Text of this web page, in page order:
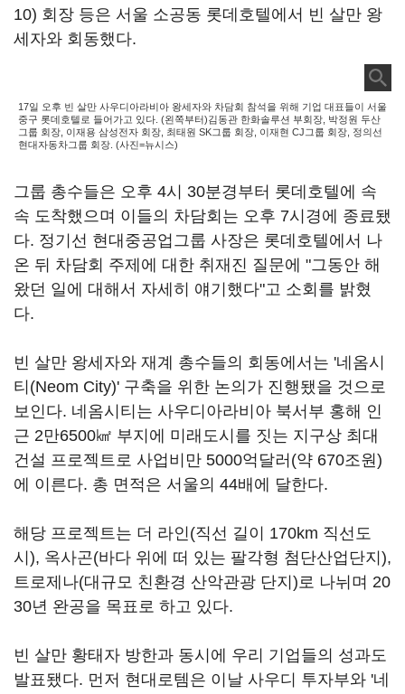
10) 회장 등은 서울 소공동 롯데호텔에서 빈 살만 왕
세자와 회동했다.
17일 오후 빈 살만 사우디아라비아 왕세자와 차담회 참석을 위해 기업 대표들이 서울
중구 롯데호텔로 들어가고 있다. (왼쪽부터)김동관 한화솔루션 부회장, 박정원 두산
그룹 회장, 이재용 삼성전자 회장, 최태원 SK그룹 회장, 이재현 CJ그룹 회장, 정의선
현대자동차그룹 회장. (사진=뉴시스)
그룹 총수들은 오후 4시 30분경부터 롯데호텔에 속
속 도착했으며 이들의 차담회는 오후 7시경에 종료됐
다. 정기선 현대중공업그룹 사장은 롯데호텔에서 나
온 뒤 차담회 주제에 대한 취재진 질문에 "그동안 해
왔던 일에 대해서 자세히 얘기했다"고 소회를 밝혔
다.
빈 살만 왕세자와 재계 총수들의 회동에서는 '네옴시
티(Neom City)' 구축을 위한 논의가 진행됐을 것으로
보인다. 네옴시티는 사우디아라비아 북서부 홍해 인
근 2만6500㎢ 부지에 미래도시를 짓는 지구상 최대
건설 프로젝트로 사업비만 5000억달러(약 670조원)
에 이른다. 총 면적은 서울의 44배에 달한다.
해당 프로젝트는 더 라인(직선 길이 170km 직선도
시), 옥사곤(바다 위에 떠 있는 팔각형 첨단산업단지),
트로제나(대규모 친환경 산악관광 단지)로 나뉘며 20
30년 완공을 목표로 하고 있다.
빈 살만 황태자 방한과 동시에 우리 기업들의 성과도
발표됐다. 먼저 현대로템은 이날 사우디 투자부와 '네